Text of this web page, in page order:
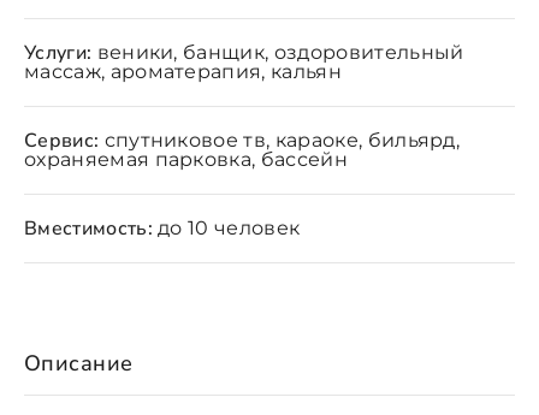
Описание
Услуги: веники, банщик, оздоровительный
массаж, ароматерапия, кальян
Сервис: спутниковое тв, караоке, бильярд,
охраняемая парковка, бассейн
Вместимость: до 10 человек